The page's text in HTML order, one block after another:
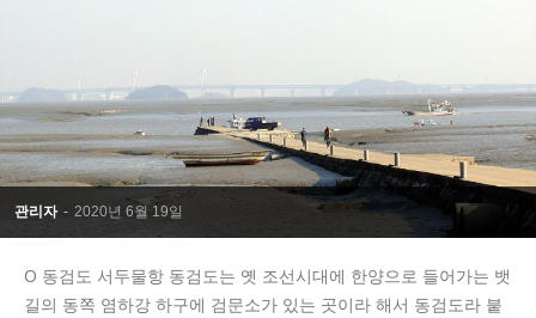
관리자 - 2020년 6월 19일
Ο 동검도 서두물항 동검도는 옛 조선시대에 한양으로 들어가는 뱃
길의 동쪽 염하강 하구에 검문소가 있는 곳이라 해서 동검도라 붙